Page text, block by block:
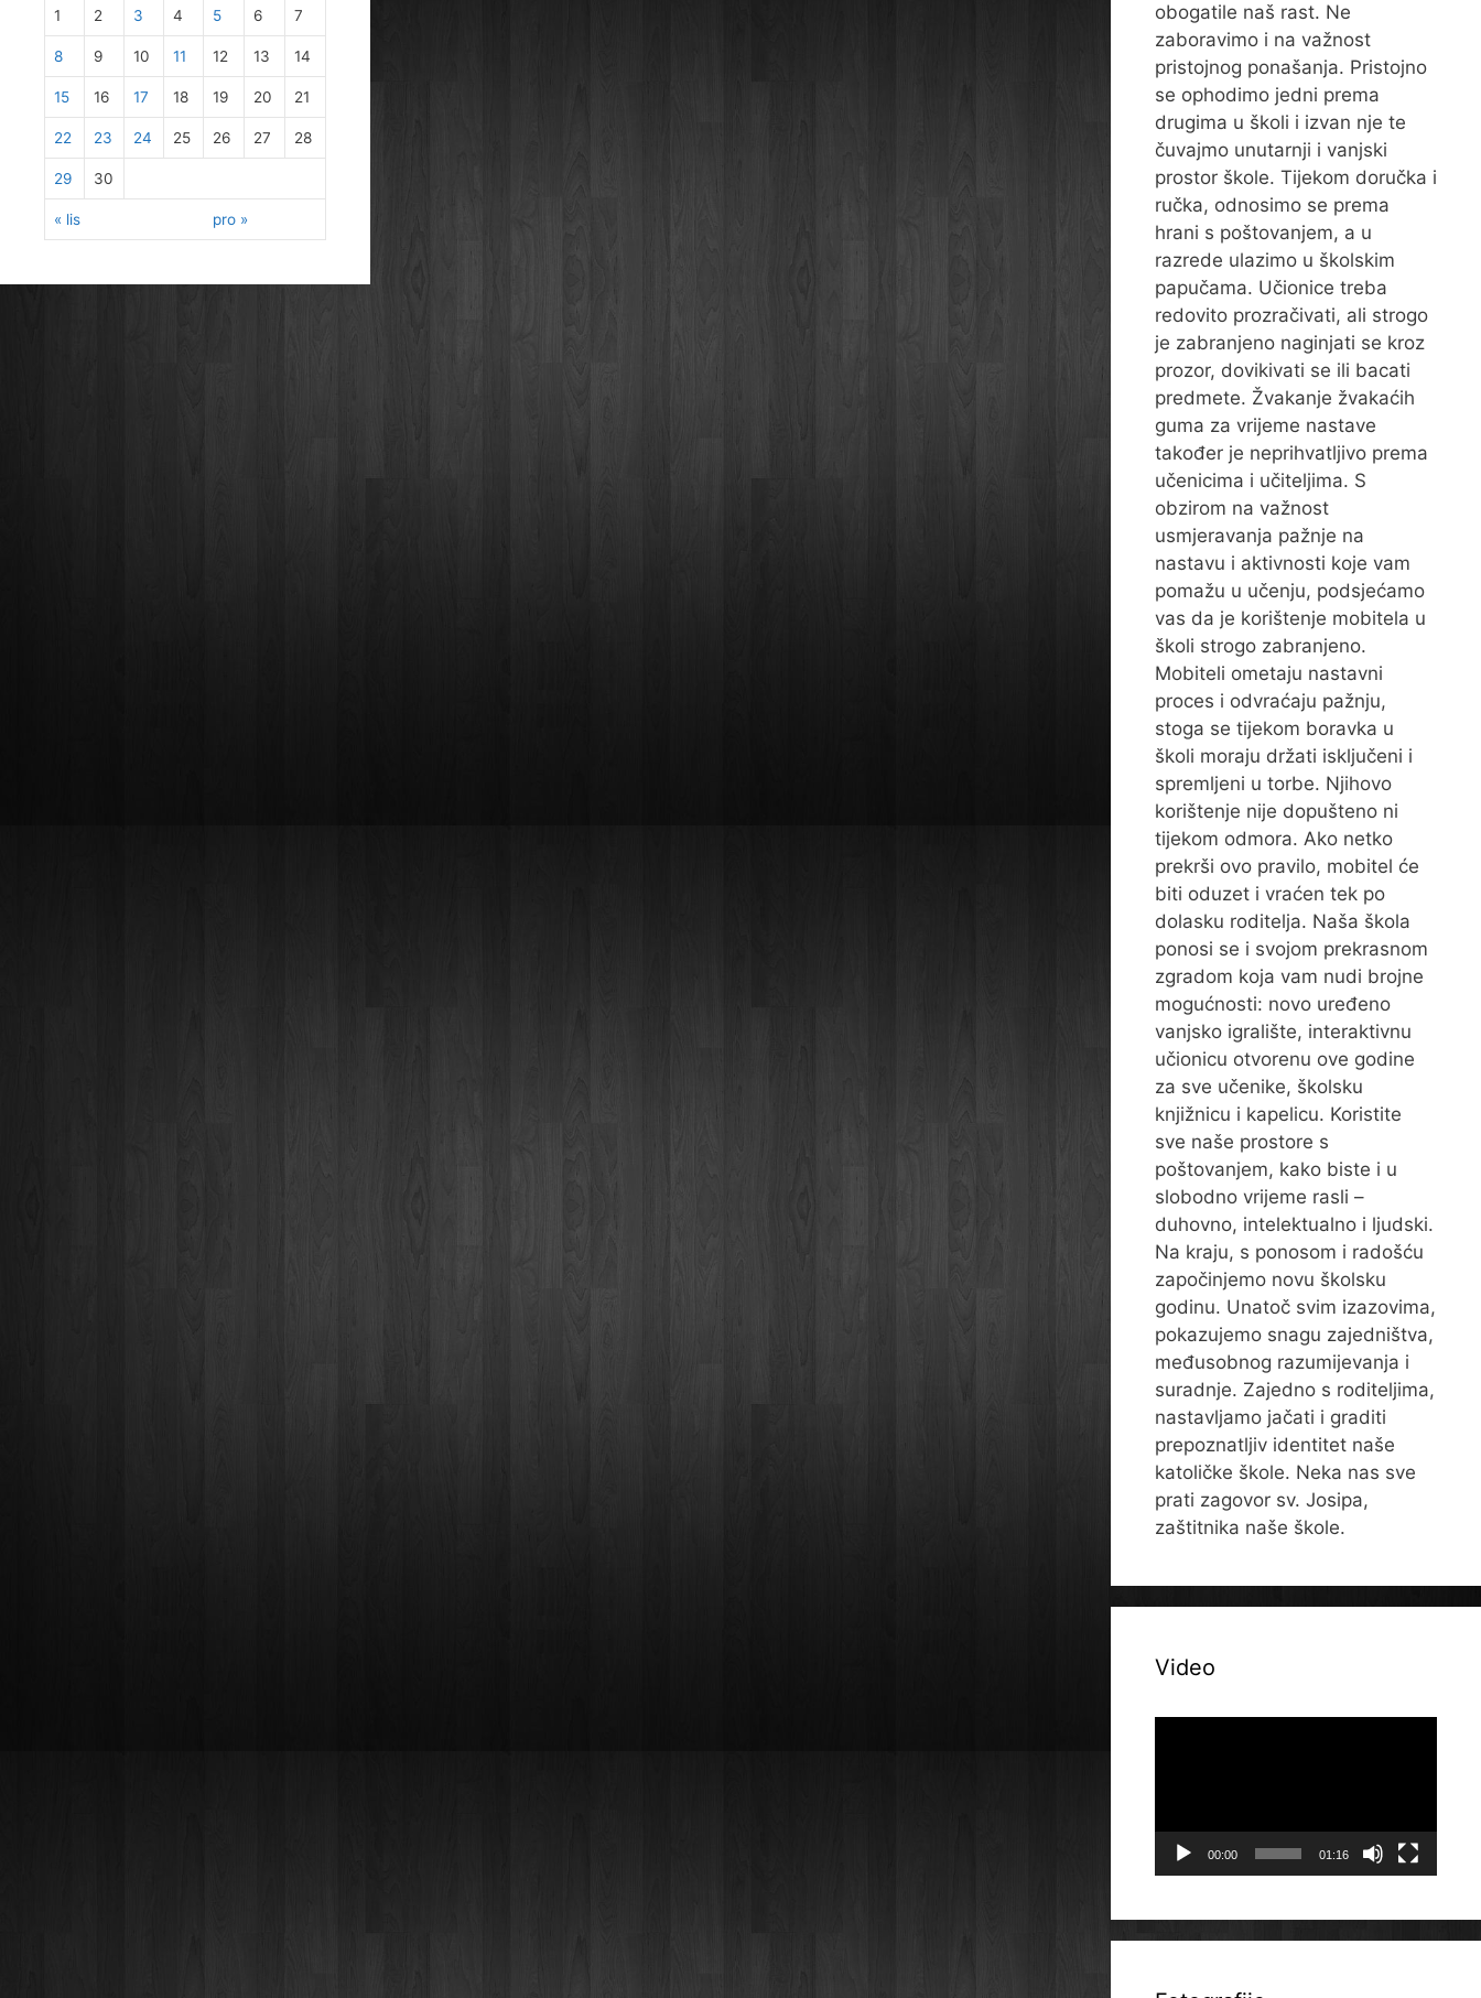
« lis pro »
1 2 3 4 5 6 7
8 9 10 11 12 13 14
15 16 17 18 19 20 21
22 23 24 25 26 27 28
29 30
obogatile naš rast. Ne
zaboravimo i na važnost
pristojnog ponašanja. Pristojno
se ophodimo jedni prema
drugima u školi i izvan nje te
čuvajmo unutarnji i vanjski
prostor škole. Tijekom doručka i
ručka, odnosimo se prema
hrani s poštovanjem, a u
razrede ulazimo u školskim
papučama. Učionice treba
redovito prozračivati, ali strogo
je zabranjeno naginjati se kroz
prozor, dovikivati se ili bacati
predmete. Žvakanje žvakaćih
guma za vrijeme nastave
također je neprihvatljivo prema
učenicima i učiteljima. S
obzirom na važnost
usmjeravanja pažnje na
nastavu i aktivnosti koje vam
pomažu u učenju, podsjećamo
vas da je korištenje mobitela u
školi strogo zabranjeno.
Mobiteli ometaju nastavni
proces i odvraćaju pažnju,
stoga se tijekom boravka u
školi moraju držati isključeni i
spremljeni u torbe. Njihovo
korištenje nije dopušteno ni
tijekom odmora. Ako netko
prekrši ovo pravilo, mobitel će
biti oduzet i vraćen tek po
dolasku roditelja. Naša škola
ponosi se i svojom prekrasnom
zgradom koja vam nudi brojne
mogućnosti: novo uređeno
vanjsko igralište, interaktivnu
učionicu otvorenu ove godine
za sve učenike, školsku
knjižnicu i kapelicu. Koristite
sve naše prostore s
poštovanjem, kako biste i u
slobodno vrijeme rasli –
duhovno, intelektualno i ljudski.
Na kraju, s ponosom i radošću
započinjemo novu školsku
godinu. Unatoč svim izazovima,
pokazujemo snagu zajedništva,
međusobnog razumijevanja i
suradnje. Zajedno s roditeljima,
nastavljamo jačati i graditi
prepoznatljiv identitet naše
katoličke škole. Neka nas sve
prati zagovor sv. Josipa,
zaštitnika naše škole.
Video
00:00 01:16